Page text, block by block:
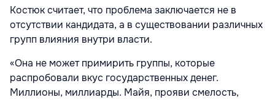
Костюк считает, что проблема заключается не в
отсутствии кандидата, а в существовании различных
групп влияния внутри власти.
«Она не может примирить группы, которые
распробовали вкус государственных денег.
Миллионы, миллиарды. Майя, прояви смелость,